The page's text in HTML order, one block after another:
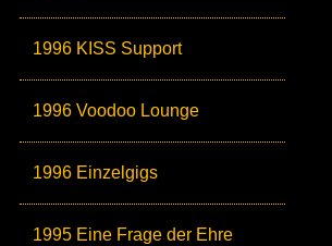
1996 KISS Support
1996 Voodoo Lounge
1996 Einzelgigs
1995 Eine Frage der Ehre